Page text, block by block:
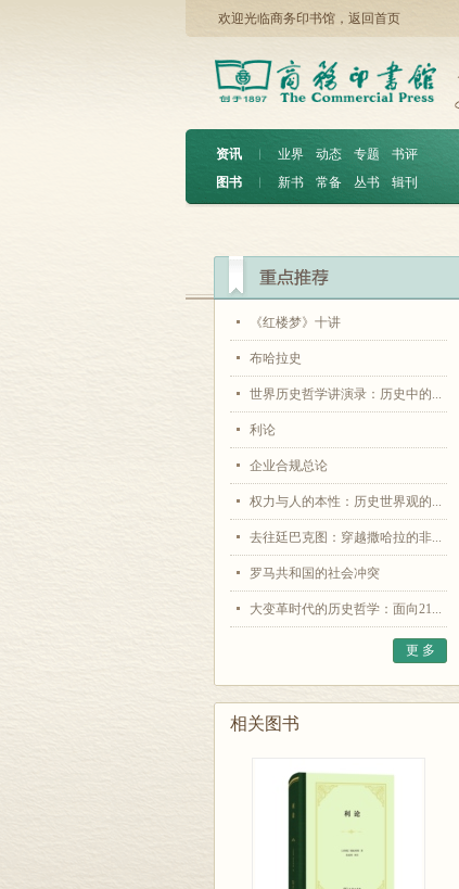
欢迎光临商务印书馆， 返回首页
资讯 ︱ 业界 动态 专题
书评
图书
︱ 新书 常备 丛书 辑刊
《红楼梦》十讲
布哈拉史
世界历史哲学讲演录：历史中的...
利论
企业合规总论
权力与人的本性：历史世界观的...
去往廷巴克图：穿越撒哈拉的非...
罗马共和国的社会冲突
大变革时代的历史哲学：面向21...
更 多
相关图书